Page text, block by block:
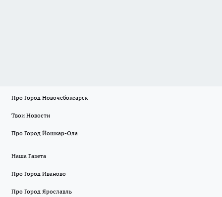
Про Город Новочебоксарск
Твои Новости
Про Город Йошкар-Ола
Наша Газета
Про Город Иваново
Про Город Ярославль